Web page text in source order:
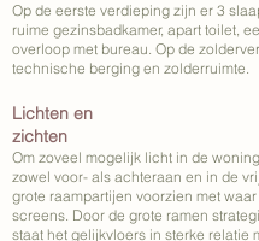
Op de eerste verdieping zijn er 3
ruime gezinsbadkamer, apart toilet,
overloop met bureau. Op de
technische berging en zolderruimte.
Lichten en
zichten
Om zoveel mogelijk licht in de
zowel voor- als achteraan en in de
grote raampartijen voorzien met
screens. Door de grote ramen
staat het gelijkvloers in sterke relatie